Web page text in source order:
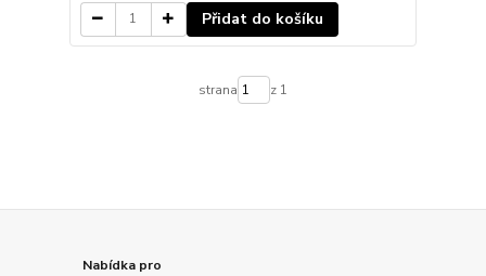
Přidat do košíku
strana z 1
Nabídka pro